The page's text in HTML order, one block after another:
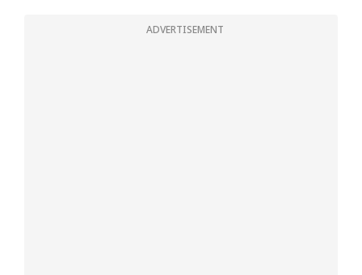
ADVERTISEMENT